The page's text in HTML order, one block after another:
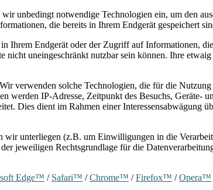
unbedingt notwendige Technologien ein, um den
die bereits in Ihrem Endgerät gespeichert
Ihrem Endgerät oder der Zugriff auf Informationen,
uneingeschränkt nutzbar sein können. Ihre
Wir verwenden solche Technologien, die für die
werden IP-Adresse, Zeitpunkt des Besuchs, Geräte-
Dies dient im Rahmen einer Interessensabwägung
unterliegen (z.B. um Einwilligungen in die
jeweiligen Rechtsgrundlage für die
Edge™ / Safari™ /Chrome™ /Firefox™ /Opera™